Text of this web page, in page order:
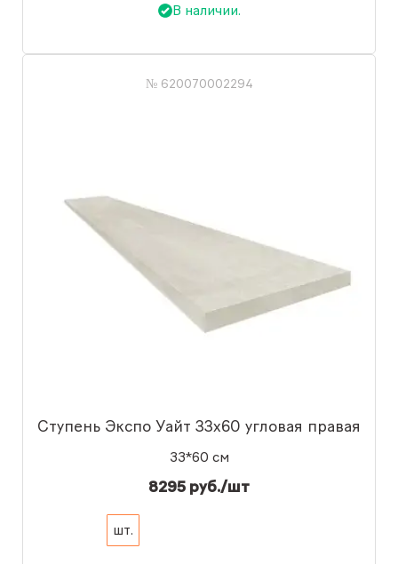
В наличии.
№ 620070002294
Ступень Экспо Уайт 33x60 угловая правая
33*60 см
8295 руб./шт
шт.